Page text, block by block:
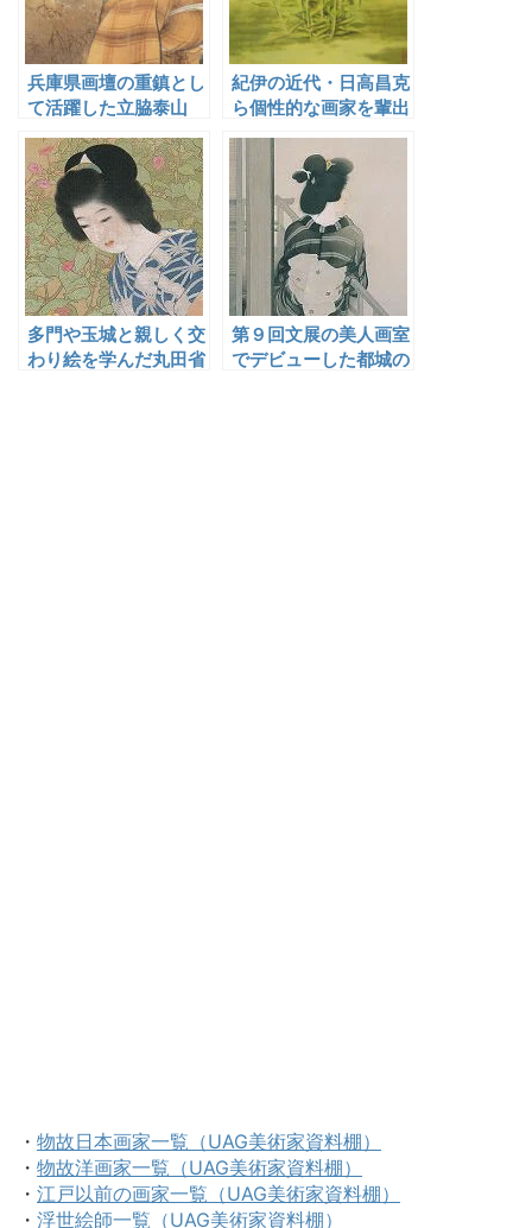
兵庫県画壇の重鎮とし
て活躍した立脇泰山
紀伊の近代・日高昌克
ら個性的な画家を輩出
多門や玉城と親しく交
わり絵を学んだ丸田省
第９回文展の美人画室
でデビューした都城の
・ 物故日本画家一覧（UAG美術家資料棚）
・ 物故洋画家一覧（UAG美術家資料棚）
・ 江戸以前の画家一覧（UAG美術家資料棚）
・ 浮世絵師一覧（UAG美術家資料棚）